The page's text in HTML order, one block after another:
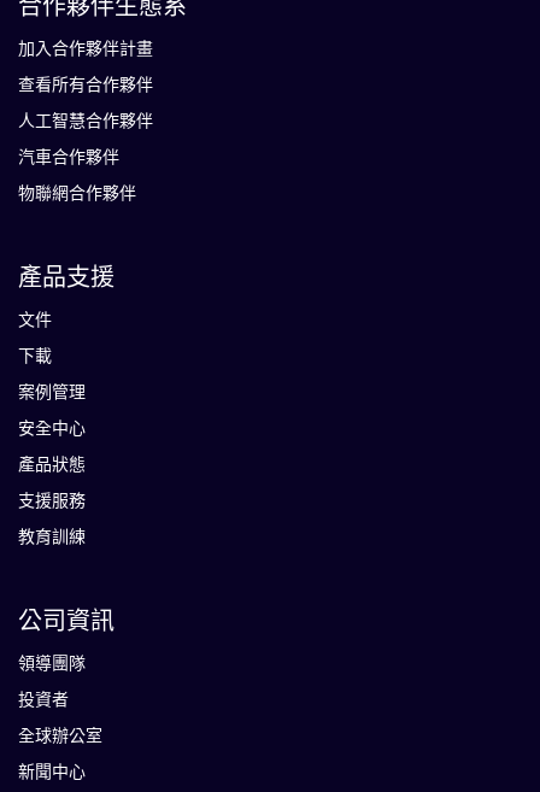
加入合作夥伴計畫
查看所有合作夥伴
人工智慧合作夥伴
汽車合作夥伴
物聯網合作夥伴
產品支援
文件
下載
案例管理
安全中心
產品狀態
支援服務
教育訓練
公司資訊
領導團隊
投資者
全球辦公室
新聞中心